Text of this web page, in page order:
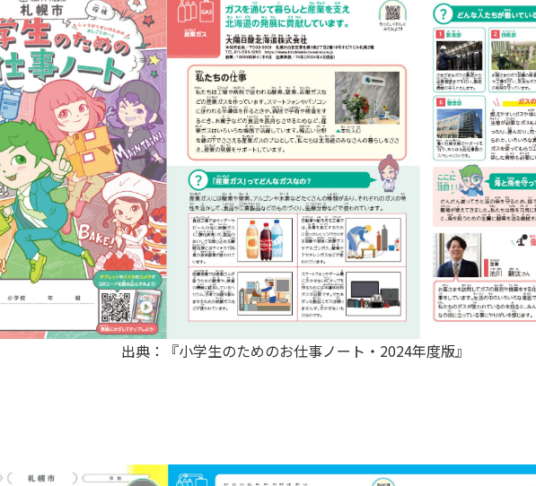
出典：『小学生のためのお仕事ノート・ 2024年度版』